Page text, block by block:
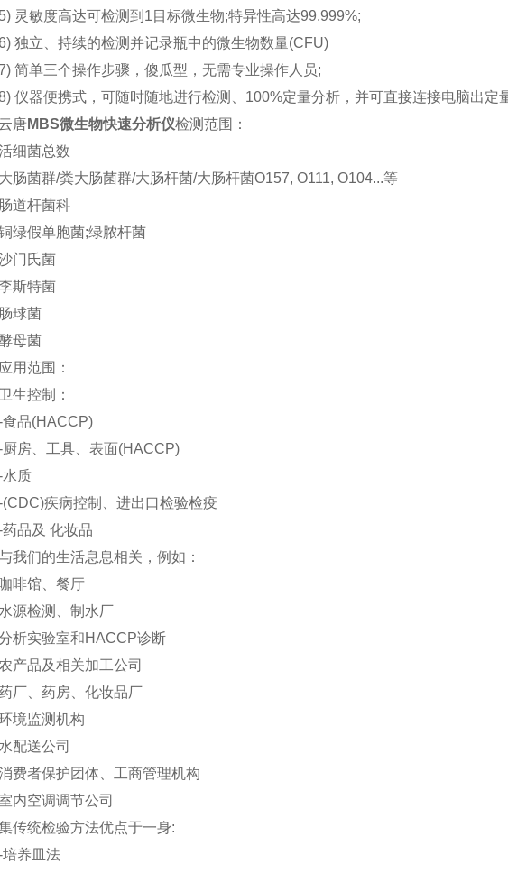
敏度高达可检测到1目标微生物;特异性高达99.999%;
立、持续的检测并记录瓶中的微生物数量(CFU)
单三个操作步骤，傻瓜型，无需专业操作人员;
器便携式，可随时随地进行检测、100%定量分析，并可直接连接电脑出定
MBS微生物快速分析仪检测范围：
菌总数
菌群/粪大肠菌群/大肠杆菌/大肠杆菌O157, O111, O104...等
杆菌科
假单胞菌;绿脓杆菌
氏菌
特菌
菌
菌
范围：
控制：
(HACCP)
、工具、表面(HACCP)
质
疾病控制、进出口检验检疫
及 化妆品
们的生活息息相关，例如：
馆、餐厅
检测、制水厂
实验室和HACCP诊断
品及相关加工公司
、药房、化妆品厂
监测机构
送公司
者保护团体、工商管理机构
空调调节公司
统检验方法优点于一身:
皿法